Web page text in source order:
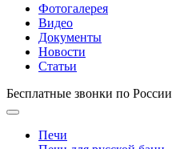
Фотогалерея
Видео
Документы
Новости
Статьи
Бесплатные звонки по России
Печи